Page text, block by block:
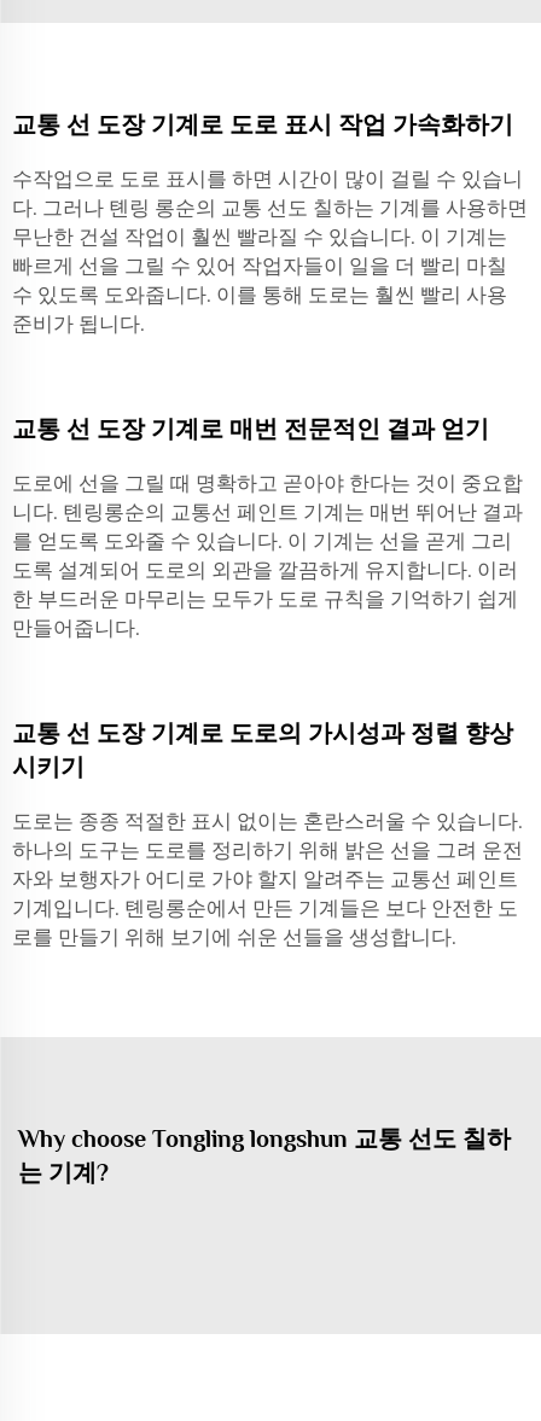
교통 선 도장 기계로 도로 표시 작업 가속화하기
수작업으로 도로 표시를 하면 시간이 많이 걸릴 수 있습니
다. 그러나 톈링 롱순의 교통 선도 칠하는 기계를 사용하면
무난한 건설 작업이 훨씬 빨라질 수 있습니다. 이 기계는
빠르게 선을 그릴 수 있어 작업자들이 일을 더 빨리 마칠
수 있도록 도와줍니다. 이를 통해 도로는 훨씬 빨리 사용
준비가 됩니다.
교통 선 도장 기계로 매번 전문적인 결과 얻기
도로에 선을 그릴 때 명확하고 곧아야 한다는 것이 중요합
니다. 톈링롱순의 교통선 페인트 기계는 매번 뛰어난 결과
를 얻도록 도와줄 수 있습니다. 이 기계는 선을 곧게 그리
도록 설계되어 도로의 외관을 깔끔하게 유지합니다. 이러
한 부드러운 마무리는 모두가 도로 규칙을 기억하기 쉽게
만들어줍니다.
교통 선 도장 기계로 도로의 가시성과 정렬 향상
시키기
도로는 종종 적절한 표시 없이는 혼란스러울 수 있습니다.
하나의 도구는 도로를 정리하기 위해 밝은 선을 그려 운전
자와 보행자가 어디로 가야 할지 알려주는 교통선 페인트
기계입니다. 톈링롱순에서 만든 기계들은 보다 안전한 도
로를 만들기 위해 보기에 쉬운 선들을 생성합니다.
Why choose Tongling longshun 교통 선도 칠하
는 기계?